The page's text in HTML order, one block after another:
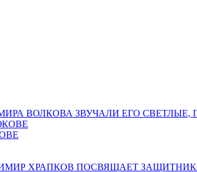
ВОЛКОВА ЗВУЧАЛИ ЕГО